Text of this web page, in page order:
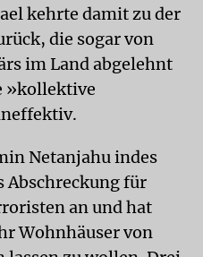
kehrte damit zu der
die sogar von
im Land abgelehnt
»kollektive
Netanjahu indes
Abschreckung für
an und hat
Wohnhäuser von